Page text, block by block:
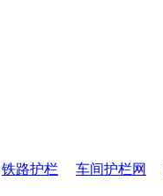
铁路护栏 车间护栏网